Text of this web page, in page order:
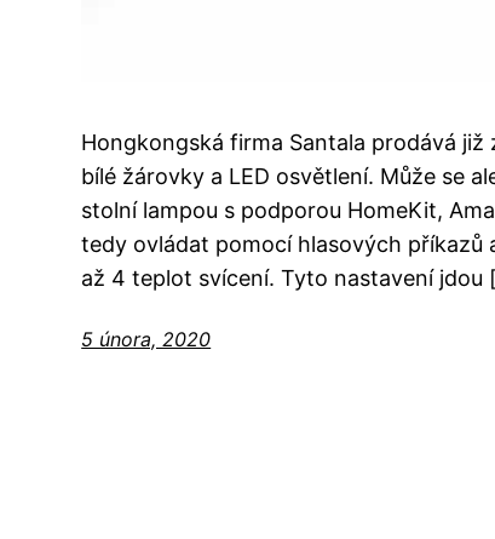
Hongkongská firma Santala prodává
bílé žárovky a LED osvětlení. Může se
stolní lampou s podporou HomeKit,
tedy ovládat pomocí hlasových příkazů
až 4 teplot svícení. Tyto nastavení jdou
5 února, 2020